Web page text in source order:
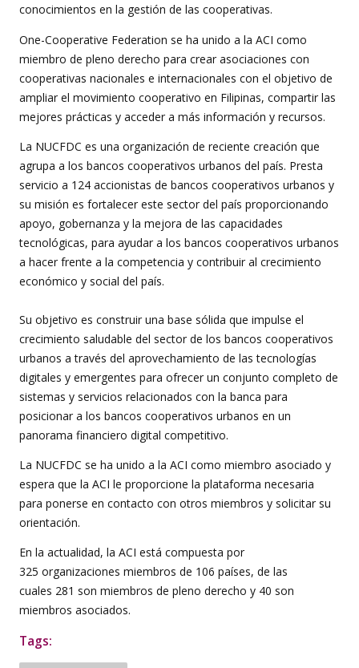
conocimientos en la gestión de las cooperativas.
One-Cooperative Federation se ha unido a la ACI como
miembro de pleno derecho para crear asociaciones con
cooperativas nacionales e internacionales con el objetivo de
ampliar el movimiento cooperativo en Filipinas, compartir las
mejores prácticas y acceder a más información y recursos.
La NUCFDC es una organización de reciente creación que
agrupa a los bancos cooperativos urbanos del país. Presta
servicio a 124 accionistas de bancos cooperativos urbanos y
su misión es fortalecer este sector del país proporcionando
apoyo, gobernanza y la mejora de las capacidades
tecnológicas, para ayudar a los bancos cooperativos urbanos
a hacer frente a la competencia y contribuir al crecimiento
económico y social del país.
Su objetivo es construir una base sólida que impulse el
crecimiento saludable del sector de los bancos cooperativos
urbanos a través del aprovechamiento de las tecnologías
digitales y emergentes para ofrecer un conjunto completo de
sistemas y servicios relacionados con la banca para
posicionar a los bancos cooperativos urbanos en un
panorama financiero digital competitivo.
La NUCFDC se ha unido a la ACI como miembro asociado y
espera que la ACI le proporcione la plataforma necesaria
para ponerse en contacto con otros miembros y solicitar su
orientación.
En la actualidad, la ACI está compuesta por
325 organizaciones miembros de 106 países, de las
cuales 281 son miembros de pleno derecho y 40 son
miembros asociados.
Tags: